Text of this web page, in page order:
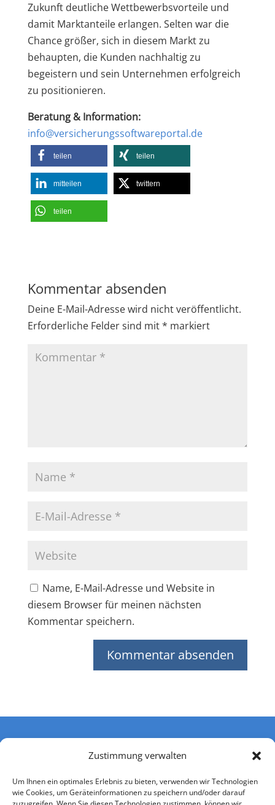
Zustimmung verwalten
Um Ihnen ein optimales Erlebnis zu bieten, verwenden wir Technologien
wie Cookies, um Geräteinformationen zu speichern und/oder darauf
Zukunft deutliche Wettbewerbsvorteile und
damit Marktanteile erlangen. Selten war die
Chance größer, sich in diesem Markt zu
behaupten, die Kunden nachhaltig zu
begeistern und sein Unternehmen erfolgreich
zu positionieren.
Beratung & Information:
info@versicherungssoftwareportal.de
teilen teilen
mitteilen twittern
teilen
Kommentar absenden
Deine E-Mail-Adresse wird nicht veröffentlicht.
Erforderliche Felder sind mit* markiert
Name, E-Mail-Adresse und Website in
diesem Browser für meinen nächsten
Kommentar speichern.